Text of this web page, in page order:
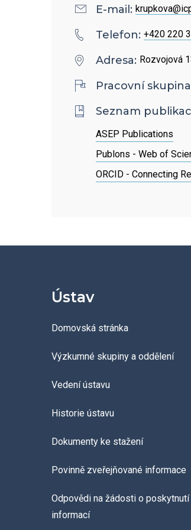
informace
Ombudsman a
Odpovědi na
poskytnutí
Veřejné zakázky
E-mail:
Telefon: +420 220
Adresa: Rozvojová
Pracovní
Seznam
ASEP Publications
Publons - Web of
ORCID - Connecting
Ústav
Domovská stránka
Výzkumné skupiny a oddělení
Vedení ústavu
Historie ústavu
Dokumenty ke stažení
Povinně zveřejňované informace
Odpovědi na žádosti o poskytnutí
informací